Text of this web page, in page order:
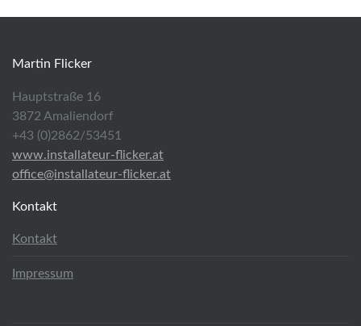
Martin Flicker
Hauptstraße 16
3872 Amaliendorf
+43 (0)2862/53451
www.installateur-flicker.at
office@installateur-flicker.at
Kontakt
Kontakt
Impressum